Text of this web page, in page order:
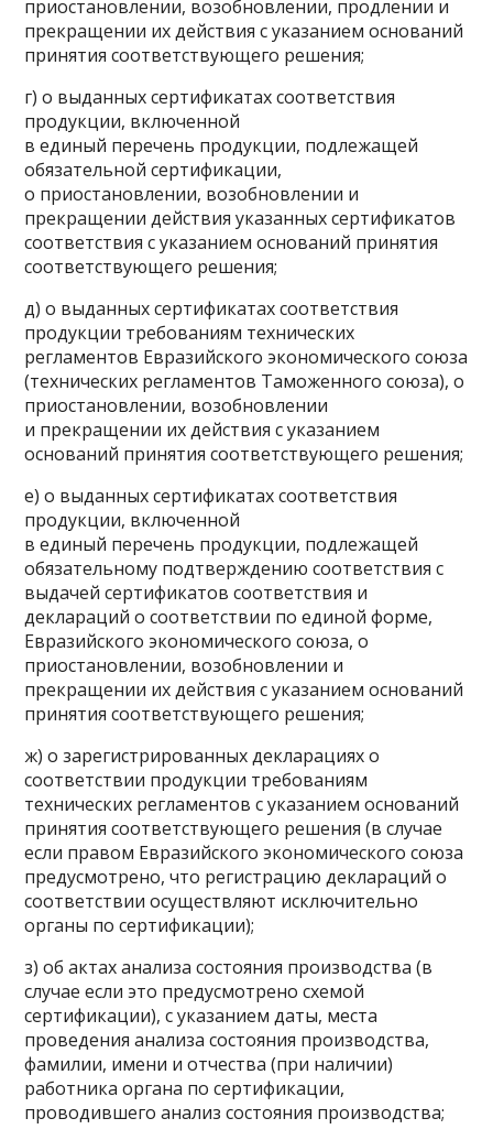
приостановлении, возобновлении, продлении и
прекращении их действия с указанием оснований
принятия соответствующего решения;
г) о выданных сертификатах соответствия
продукции, включенной
в единый перечень продукции, подлежащей
обязательной сертификации,
о приостановлении, возобновлении и
прекращении действия указанных сертификатов
соответствия с указанием оснований принятия
соответствующего решения;
д) о выданных сертификатах соответствия
продукции требованиям технических
регламентов Евразийского экономического союза
(технических регламентов Таможенного союза), о
приостановлении, возобновлении
и прекращении их действия с указанием
оснований принятия соответствующего решения;
е) о выданных сертификатах соответствия
продукции, включенной
в единый перечень продукции, подлежащей
обязательному подтверждению соответствия с
выдачей сертификатов соответствия и
деклараций о соответствии по единой форме,
Евразийского экономического союза, о
приостановлении, возобновлении и
прекращении их действия с указанием оснований
принятия соответствующего решения;
ж) о зарегистрированных декларациях о
соответствии продукции требованиям
технических регламентов с указанием оснований
принятия соответствующего решения (в случае
если правом Евразийского экономического союза
предусмотрено, что регистрацию деклараций о
соответствии осуществляют исключительно
органы по сертификации);
з) об актах анализа состояния производства (в
случае если это предусмотрено схемой
сертификации), с указанием даты, места
проведения анализа состояния производства,
фамилии, имени и отчества (при наличии)
работника органа по сертификации,
проводившего анализ состояния производства;